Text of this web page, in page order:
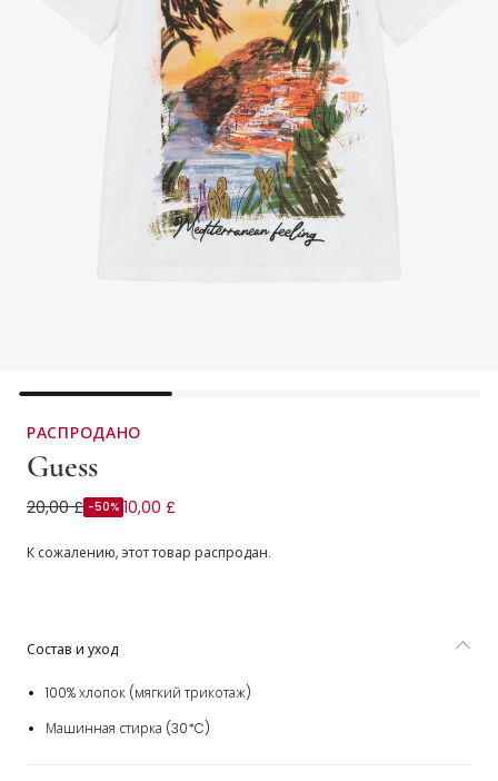
РАСПРОДАНО
Guess
Футболка из хлопкового трикотажа с белым
20,00 £ -50% 10,00 £
К сожалению, этот товар распродан.
Состав и уход
100% хлопок (мягкий трикотаж)
Машинная стирка (30*C)